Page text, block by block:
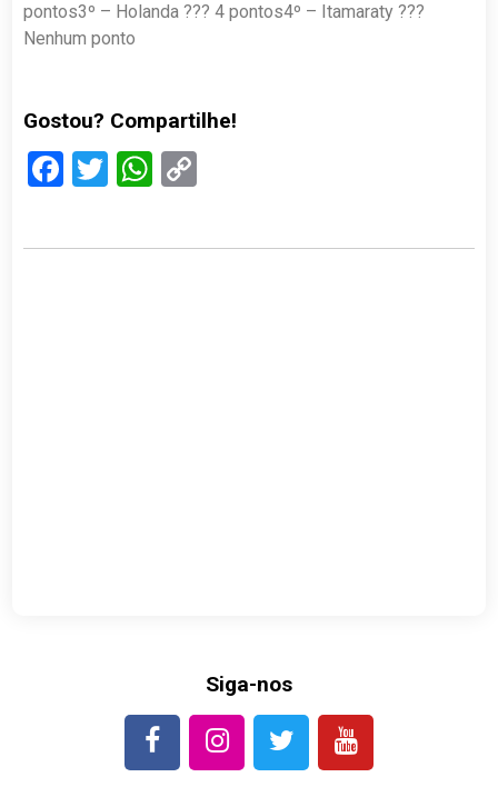
pontos3º – Holanda ??? 4 pontos4º – Itamaraty ???
Nenhum ponto
Gostou? Compartilhe!
Facebook
TwitterWhatsApp
Siga-nos